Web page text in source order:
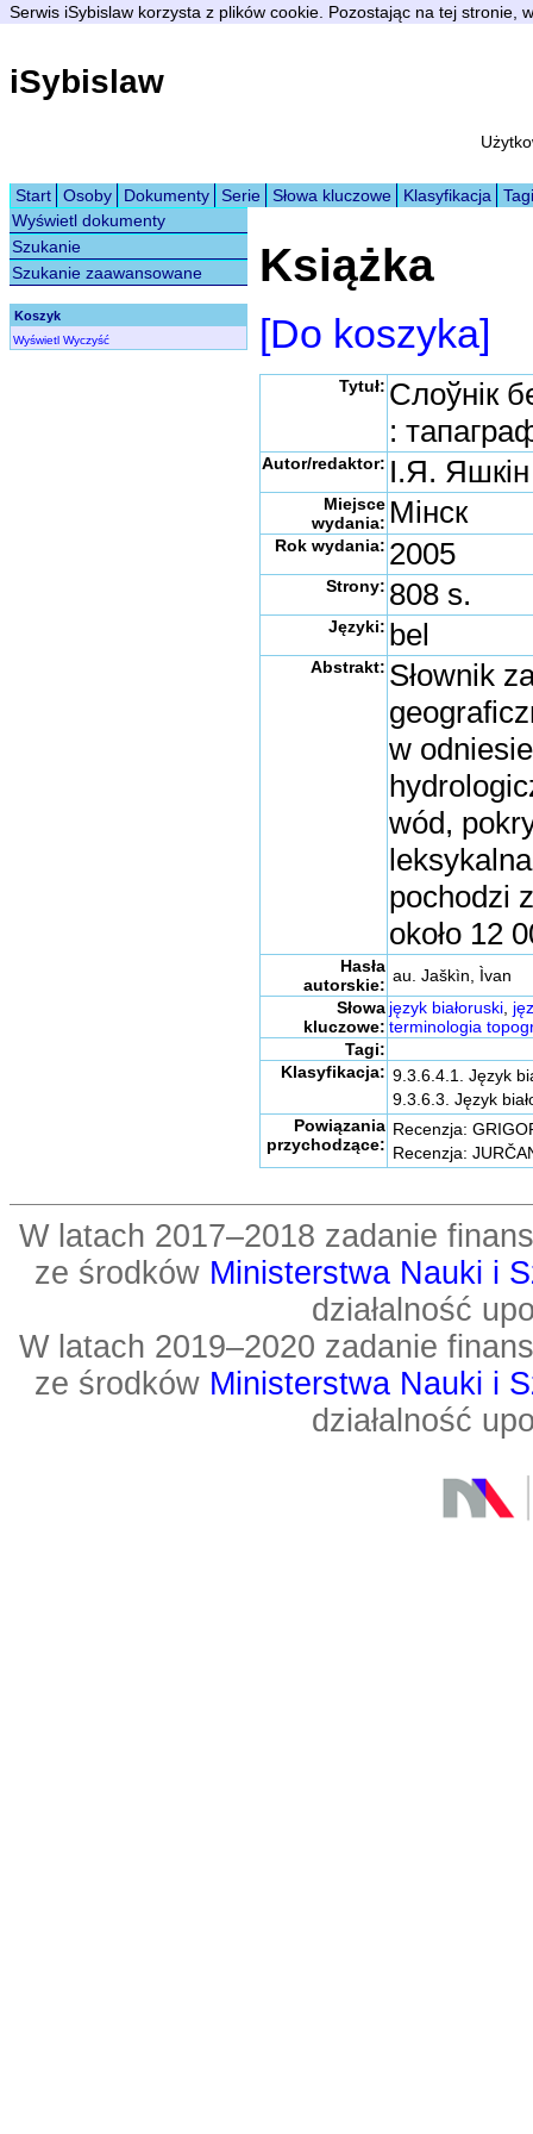
Serwis iSybislaw korzysta z plików cookie. Pozostając na tej stronie,
iSybislaw
Start Osoby Dokumenty Serie Słowa kluczowe Klasyfikacja
Tagi
Wyświetl dokumenty
Szukanie
Szukanie zaawansowane
Koszyk
Wyświetl Wyczyść
Książka
[Do koszyka]
Tytuł: Слоўнік
:
Autor/redaktor: І.Я. Яшкін
Miejsce
wydania: Мінск
Rok wydania: 2005
Strony: 808 s.
Języki: bel
Abstrakt: Słownik
w
wód,
pochodzi
około 12
Hasła
autorskie: au. Jaškìn, Ìvan
Słowa
kluczowe:
język białoruski,
terminologia
Tagi:
Klasyfikacja: 9.3.6.4.1. Język
9.3.6.3. Język
Powiązania
przychodzące:
Recenzja:
Recenzja:
W latach 2017–2018 zadanie
ze środków Ministerstwa Nauki i
działalność
W latach 2019–2020 zadanie
ze środków Ministerstwa Nauki i
działalność